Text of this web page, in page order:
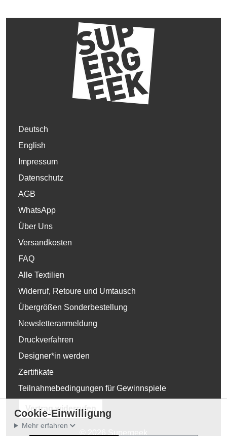
Deutsch
English
Impressum
Datenschutz
AGB
WhatsApp
Über Uns
Versandkosten
FAQ
Alle Textilien
Widerruf, Retoure und Umtausch
Übergrößen Sonderbestellung
Newsletteranmeldung
Druckverfahren
Designer*in werden
Zertifikate
Teilnahmebedingungen für Gewinnspiele
Vertrag widerrufen
Cookie-Einwilligung
Mehr erfahren